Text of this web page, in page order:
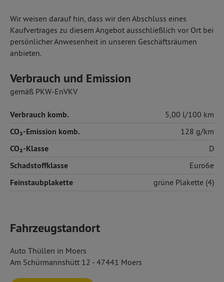
Wir weisen darauf hin, dass wir den Abschluss eines
Kaufvertrages zu diesem Angebot ausschließlich vor Ort bei
persönlicher Anwesenheit in unseren Geschäftsräumen
anbieten.
Verbrauch und Emission
gemäß PKW-EnVKV
Verbrauch komb. 5,00 l/100 km
CO₂-Emission komb. 128 g/km
CO₂-Klasse D
Schadstoffklasse Euro6e
Feinstaubplakette grüne Plakette (4)
Fahrzeugstandort
Auto Thüllen in Moers
Am Schürmannshütt 12 - 47441 Moers